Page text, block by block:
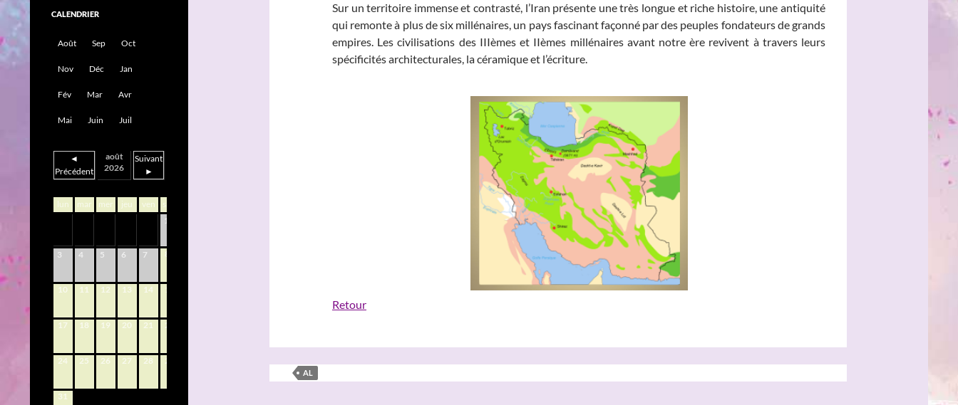
Sur un territoire immense et contrasté, l’Iran présente une très longue et riche histoire, une antiquité
qui remonte à plus de six millénaires, un pays fascinant façonné par des peuples fondateurs de grands
empires. Les civilisations des IIIèmes et IIèmes millénaires avant notre ère revivent à travers leurs
spécificités architecturales, la céramique et l’écriture.
Retour
AL
CALENDRIER
Août Sep Oct
Nov Déc Jan
Fév Mar Avr
Mai Juin Juil
◄
Précédent
août
2026
Suivant
►
lun mar mer jeu ven sam
1
3 4 5 6 7 8
10 11 12 13 14 15
17 18 19 20 21 22
24 25 26 27 28 29
31